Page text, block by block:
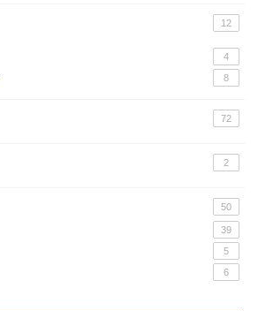
12
4
8
72
2
50
39
5
6